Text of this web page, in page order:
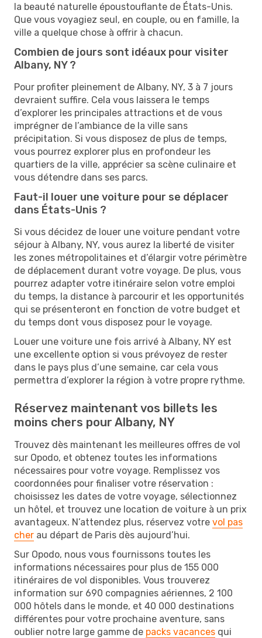
la beauté naturelle époustouflante de États-Unis.
Que vous voyagiez seul, en couple, ou en famille, la
ville a quelque chose à offrir à chacun.
Combien de jours sont idéaux pour visiter
Albany, NY ?
Pour profiter pleinement de Albany, NY, 3 à 7 jours
devraient suffire. Cela vous laissera le temps
d’explorer les principales attractions et de vous
imprégner de l’ambiance de la ville sans
précipitation. Si vous disposez de plus de temps,
vous pourrez explorer plus en profondeur les
quartiers de la ville, apprécier sa scène culinaire et
vous détendre dans ses parcs.
Faut-il louer une voiture pour se déplacer
dans États-Unis ?
Si vous décidez de louer une voiture pendant votre
séjour à Albany, NY, vous aurez la liberté de visiter
les zones métropolitaines et d’élargir votre périmètre
de déplacement durant votre voyage. De plus, vous
pourrez adapter votre itinéraire selon votre emploi
du temps, la distance à parcourir et les opportunités
qui se présenteront en fonction de votre budget et
du temps dont vous disposez pour le voyage.
Louer une voiture une fois arrivé à Albany, NY est
une excellente option si vous prévoyez de rester
dans le pays plus d’une semaine, car cela vous
permettra d’explorer la région à votre propre rythme.
Réservez maintenant vos billets les
moins chers pour Albany, NY
Trouvez dès maintenant les meilleures offres de vol
sur Opodo, et obtenez toutes les informations
nécessaires pour votre voyage. Remplissez vos
coordonnées pour finaliser votre réservation :
choisissez les dates de votre voyage, sélectionnez
un hôtel, et trouvez une location de voiture à un prix
avantageux. N’attendez plus, réservez votre vol pas
cher au départ de Paris dès aujourd’hui.
Sur Opodo, nous vous fournissons toutes les
informations nécessaires pour plus de 155 000
itinéraires de vol disponibles. Vous trouverez
information sur 690 compagnies aériennes, 2 100
000 hôtels dans le monde, et 40 000 destinations
différentes pour votre prochaine aventure, sans
oublier notre large gamme de packs vacances qui